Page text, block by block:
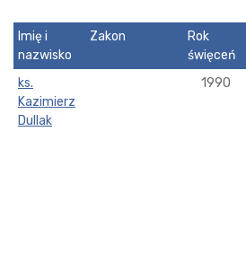
Imię i
nazwisko
Zakon
Rok
święceń
ks.
Kazimierz
Dullak
1990